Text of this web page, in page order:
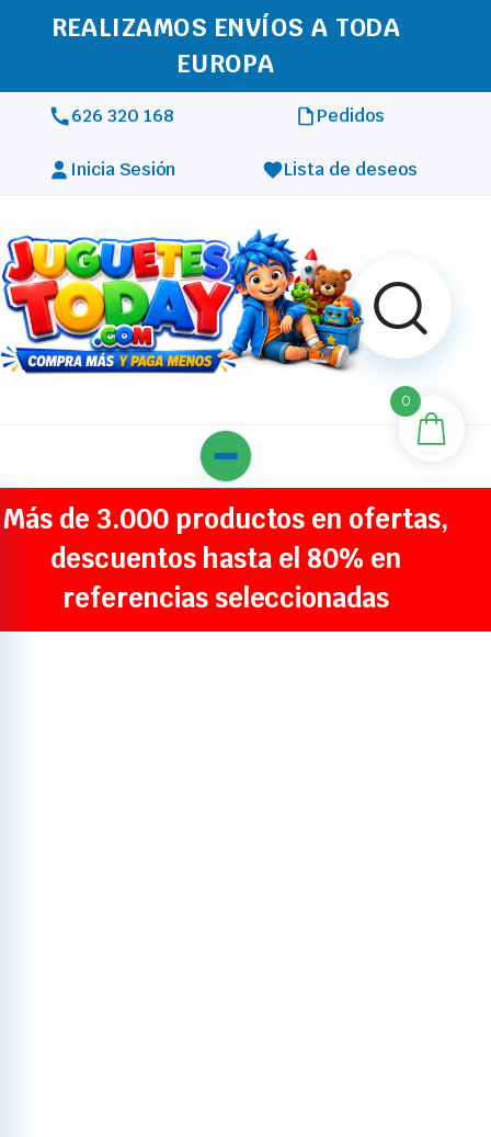
REALIZAMOS ENVÍOS A TODA
EUROPA
626 320 168 Pedidos
Inicia Sesión Lista de deseos
Más de 3.000 productos en ofertas,
descuentos hasta el 80% en
referencias seleccionadas
0